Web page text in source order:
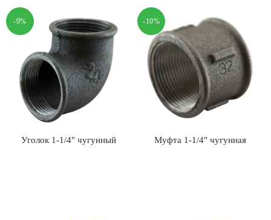
-9%
Уголок 1-1/4″ чугунный
-10%
Муфта 1-1/4″ чугунная